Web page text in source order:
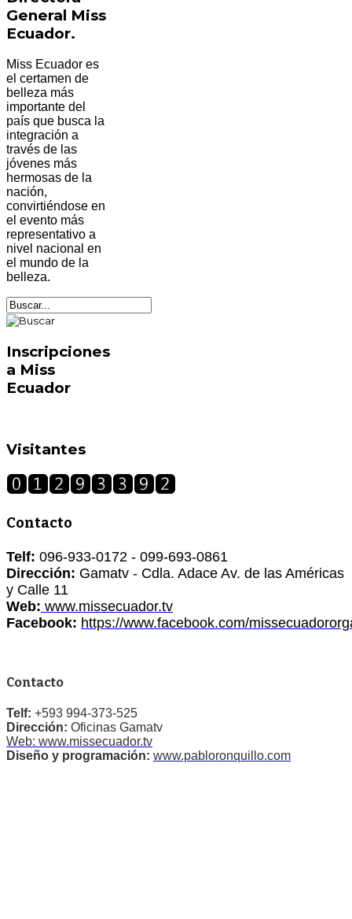
General Miss
Ecuador.
Miss Ecuador es
el certamen de
belleza más
importante del
país que busca la
integración a
través de las
jóvenes más
hermosas de la
nación,
convirtiéndose en
el evento más
representativo a
nivel nacional en
el mundo de la
belleza.
Inscripciones
a Miss
Ecuador
Visitantes
Contacto
Telf: 096-933-0172 - 099-693-0861
Dirección: Gamatv - Cdla. Adace Av. de las Américas
y Calle 11
Web: www.missecuador.tv
Facebook: https://www.facebook.com/
Contacto
Telf: +593 994-373-525
Dirección: Oficinas Gamatv
Web: www.missecuador.tv
Diseño y programación: www.pabloronquillo.com